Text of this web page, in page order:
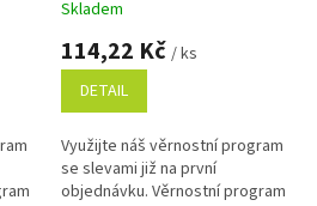
Skladem
114,22 Kč / ks
DETAIL
Využijte náš věrnostní program
se slevami již na první
objednávku. Věrnostní program